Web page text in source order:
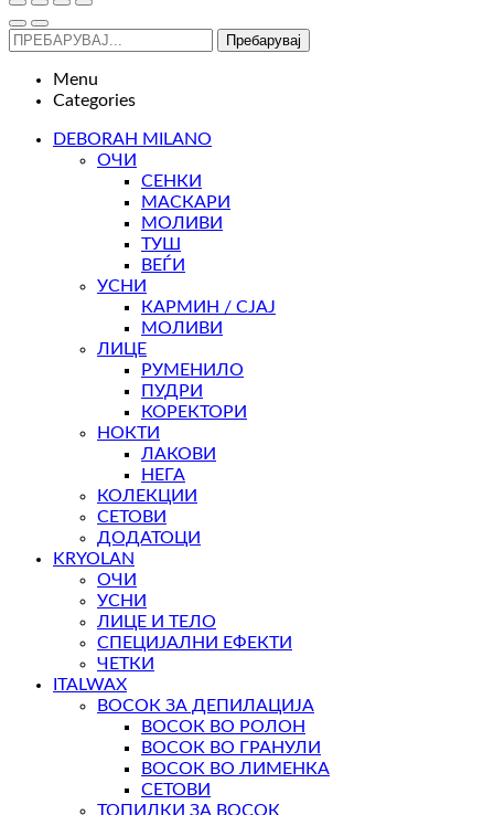
Пребарувај
Menu
Categories
DEBORAH MILANO
ОЧИ
СЕНКИ
МАСКАРИ
МОЛИВИ
ТУШ
ВЕЃИ
УСНИ
КАРМИН / СЈАЈ
МОЛИВИ
ЛИЦЕ
РУМЕНИЛО
ПУДРИ
КОРЕКТОРИ
НОКТИ
ЛАКОВИ
НЕГА
КОЛЕКЦИИ
СЕТОВИ
ДОДАТОЦИ
KRYOLAN
ОЧИ
УСНИ
ЛИЦЕ И ТЕЛО
СПЕЦИЈАЛНИ ЕФЕКТИ
ЧЕТКИ
ITALWAX
ВОСОК ЗА ДЕПИЛАЦИЈА
ВОСОК ВО РОЛОН
ВОСОК ВО ГРАНУЛИ
ВОСОК ВО ЛИМЕНКА
СЕТОВИ
ТОПИЛКИ ЗА ВОСОК